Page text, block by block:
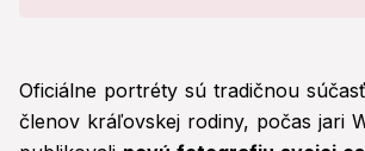
Oficiálne portréty sú tradičnou
členov kráľovskej rodiny, počas jari